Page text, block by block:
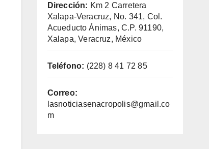
Dirección: Km 2 Carretera
Xalapa-Veracruz, No. 341, Col.
Acueducto Ánimas, C.P. 91190,
Xalapa, Veracruz, México
Teléfono: (228) 8 41 72 85
Correo:
lasnoticiasenacropolis@gmail.co
m